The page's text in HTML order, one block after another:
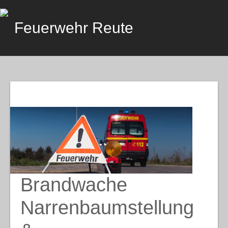
to
contentFeuerwehr Reute
Brandwache
Narrenbaumstellung